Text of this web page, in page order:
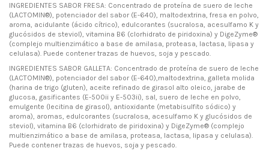
INGREDIENTES SABOR FRESA: Concentrado de proteína de suero de leche
(LACTOMIN®), potenciador del sabor (E-640), maltodextrina, fresa en polvo,
aroma, acidulante (ácido cítrico), edulcorantes (sucralosa, acesulfamo K y
glucósidos de steviol), vitamina B6 (clorhidrato de piridoxina) y DigeZyme®
(complejo multienzimático a base de amilasa, proteasa, lactasa, lipasa y
celulasa). Puede contener trazas de huevos, soja y pescado.
INGREDIENTES SABOR GALLETA: Concentrado de proteína de suero de leche
(LACTOMIN®), potenciador del sabor (E-640),maltodextrina, galleta molida
(harina de trigo (gluten), aceite refinado de girasol alto oleico, jarabe de
glucosa, gasificantes (E-500ii y E-503ii), sal, suero de leche en polvo,
emulgente (lecitina de girasol), antioxidante (metabisulfito sódico) y
aroma), aromas, edulcorantes (sucralosa, acesulfamo K y glucósidos de
steviol), vitamina B6 (clorhidrato de piridoxina) y DigeZyme® (complejo
multienzimático a base de amilasa, proteasa, lactasa, lipasa y celulasa).
Puede contener trazas de huevos, soja y pescado.